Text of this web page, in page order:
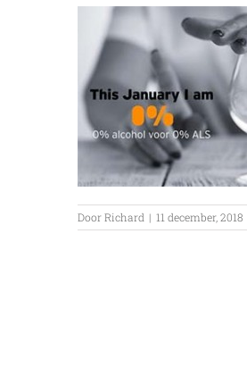
DoorRichard | 11 december, 2018